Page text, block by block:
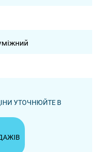
УТОЧНЮЙТЕ В